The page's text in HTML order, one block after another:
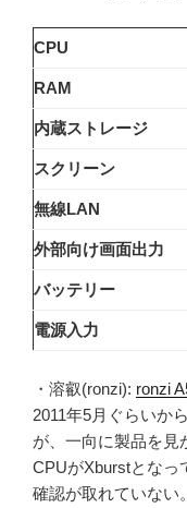
CPU
RAM
内蔵ストレージ
スクリーン
無線LAN
外部向け画面出力
バッテリー
電源入力
・溶叡(ronzi): ronzi
2011年5月ぐらいか
が、一向に製品を見
CPUがXburstとなっ
確認が取れていない。